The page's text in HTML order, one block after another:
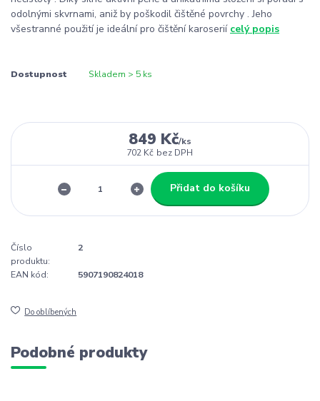
odolnými skvrnami, aniž by poškodil čištěné povrchy . Jeho
všestranné použití je ideální pro čištění karoserií celý popis
Dostupnost Skladem > 5 ks
849 Kč/ks
702 Kč bez DPH
Přidat do košíku
Číslo
produktu:
2
EAN kód: 5907190824018
Do oblíbených
Podobné produkty